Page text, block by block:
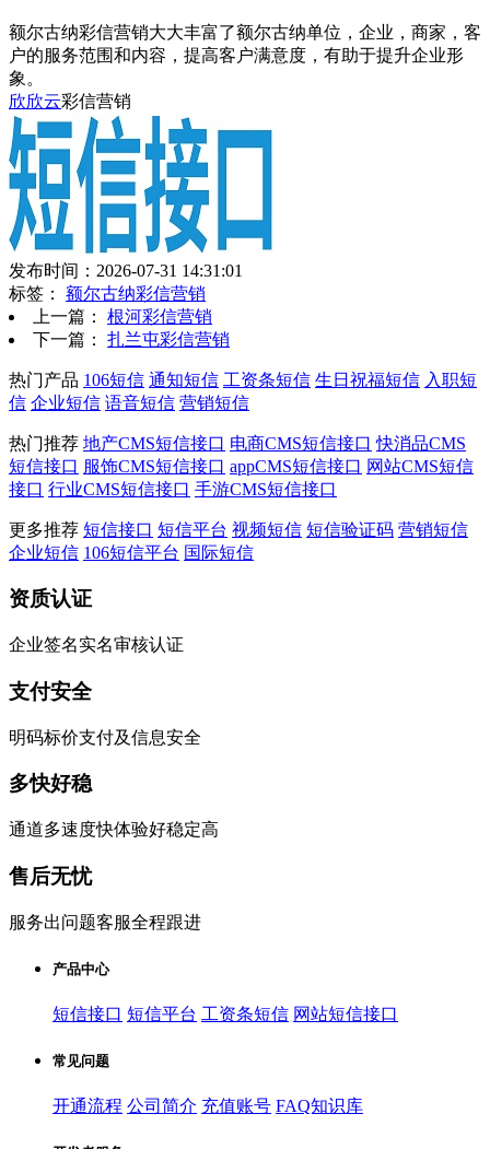
额尔古纳彩信营销大大丰富了额尔古纳单位，企业，商家，客
户的服务范围和内容，提高客户满意度，有助于提升企业形
象。
欣欣云彩信营销
发布时间：2026-07-31 14:31:01
标签： 额尔古纳彩信营销
上一篇： 根河彩信营销
下一篇： 扎兰屯彩信营销
热门产品 106短信 通知短信 工资条短信 生日祝福短信 入职短
信 企业短信 语音短信 营销短信
热门推荐 地产CMS短信接口 电商CMS短信接口 快消品CMS
短信接口 服饰CMS短信接口 appCMS短信接口 网站CMS短信
接口 行业CMS短信接口 手游CMS短信接口
更多推荐 短信接口 短信平台 视频短信 短信验证码 营销短信
企业短信 106短信平台 国际短信
资质认证
企业签名实名审核认证
支付安全
明码标价支付及信息安全
多快好稳
通道多速度快体验好稳定高
售后无忧
服务出问题客服全程跟进
产品中心
短信接口 短信平台 工资条短信 网站短信接口
常见问题
开通流程 公司简介 充值账号 FAQ知识库